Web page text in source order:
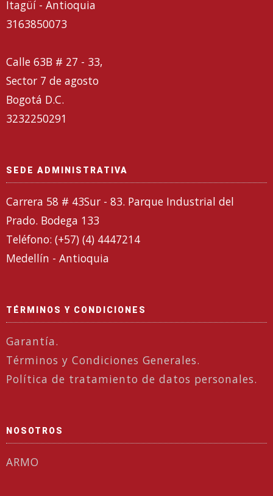
Itagüí - Antioquia
3163850073
Calle 63B # 27 - 33,
Sector 7 de agosto
Bogotá D.C.
3232250291
SEDE ADMINISTRATIVA
Carrera 58 # 43Sur - 83. Parque Industrial del
Prado. Bodega 133
Teléfono: (+57) (4) 4447214
Medellín - Antioquia
TÉRMINOS Y CONDICIONES
Garantía.
Términos y Condiciones Generales.
Política de tratamiento de datos personales.
NOSOTROS
ARMO